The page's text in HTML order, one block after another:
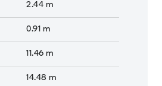
2.44 m
0.91 m
11.46 m
14.48 m